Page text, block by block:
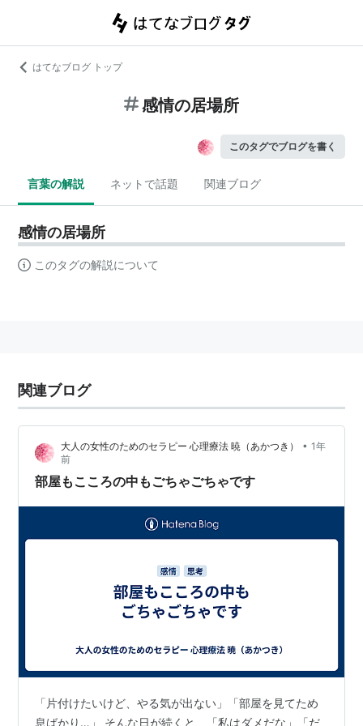
はてなブログ トップ
感情の居場所
このタグでブログを書く
言葉の解説 ネットで話題 関連ブログ
感情の居場所
このタグの解説について
関連ブログ
大人の女性のためのセラピー 心理療法 暁（あかつき） • 1年
前
部屋もこころの中もごちゃごちゃです
「片付けたいけど、やる気が出ない」「部屋を見てため
息ばかり…」 そんな日が続くと、「私はダメだな」「だ